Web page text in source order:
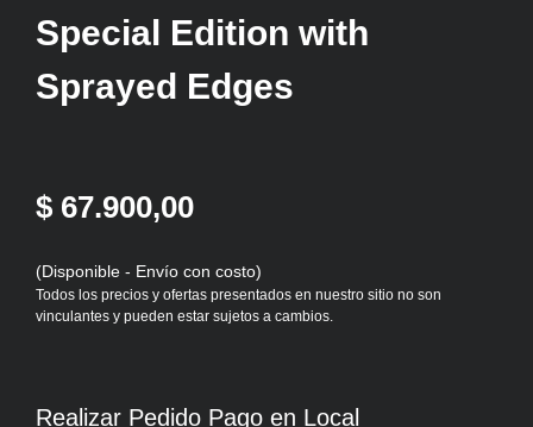
Special Edition with
Sprayed Edges
$ 67.900,00
(Disponible - Envío con costo)
Todos los precios y ofertas presentados en nuestro sitio no son
vinculantes y pueden estar sujetos a cambios.
Realizar Pedido Pago en Local